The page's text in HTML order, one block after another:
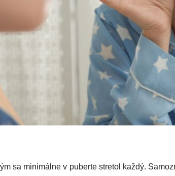
sa minimálne v puberte stretol každý.